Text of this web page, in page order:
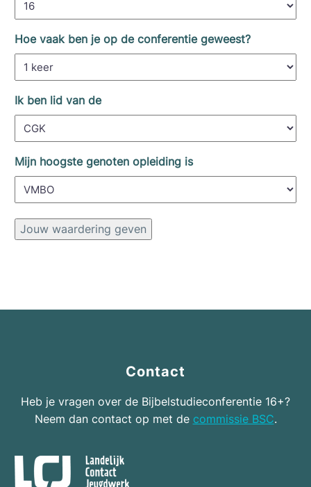
Hoe vaak ben je op de conferentie geweest?
Ik ben lid van de
Mijn hoogste genoten opleiding is
Jouw waardering geven
Contact
Heb je vragen over de Bijbelstudieconferentie 16+?
Neem dan contact op met de commissie BSC.